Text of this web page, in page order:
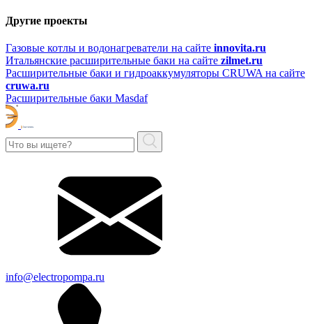
Другие проекты
Газовые котлы и водонагреватели на сайте innovita.ru
Итальянские расширительные баки на сайте zilmet.ru
Расширительные баки и гидроаккумуляторы CRUWA на сайте
cruwa.ru
Расширительные баки Masdaf
info@electropompa.ru